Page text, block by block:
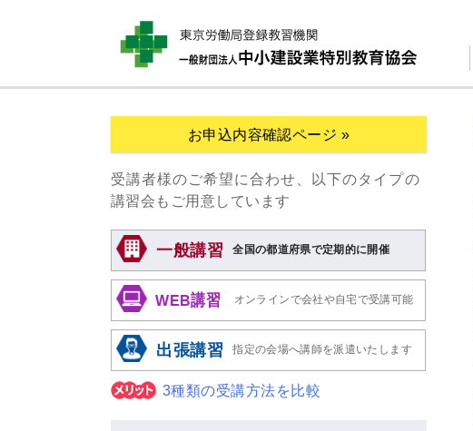
お申込内容確認ページ »
受講者様のご希望に合わせ、以下のタイプの
講習会もご用意しています
一般講習 全国の都道府県で定期的に開催
WEB講習 オンラインで会社や自宅で受講可能
出張講習 指定の会場へ講師を派遣いたします
3種類の受講方法を比較